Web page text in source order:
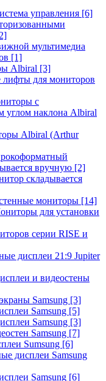
управления [6]
мультимедиа
[1]
Albiral [3]
лифты для мониторов
с
углом наклона Albiral
Albiral (Arthur
вручную [2]
складывается
мониторы [14]
для установки
серии RISE и
дисплеи 21:9 Jupiter
и видеостены
Samsung [3]
Samsung [5]
Samsung [3]
Samsung [7]
Sumsung [6]
дисплеи Samsung
Samsung [6]